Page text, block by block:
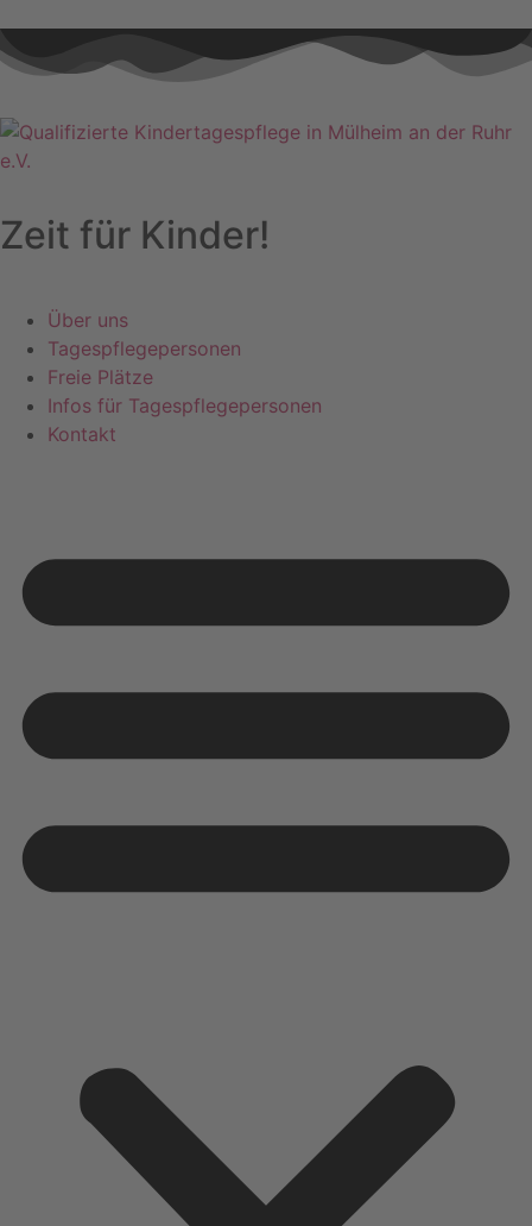
Zeit für Kinder!
Über uns
Tagespflegepersonen
Freie Plätze
Infos für Tagespflegepersonen
Kontakt